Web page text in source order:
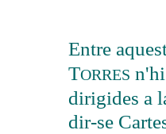
Entre
TORRES
dirigides a
dir-se